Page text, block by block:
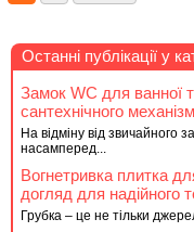
Останні публікації у
Замок WC для ванної
сантехнічного
На відміну від звичайного
насамперед...
Вогнетривка плитка
догляд для надійного
Грубка – це не тільки